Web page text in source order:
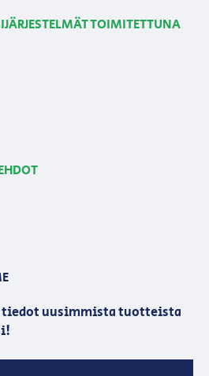
TOIMITETTUNA
tiedot uusimmista tuotteista